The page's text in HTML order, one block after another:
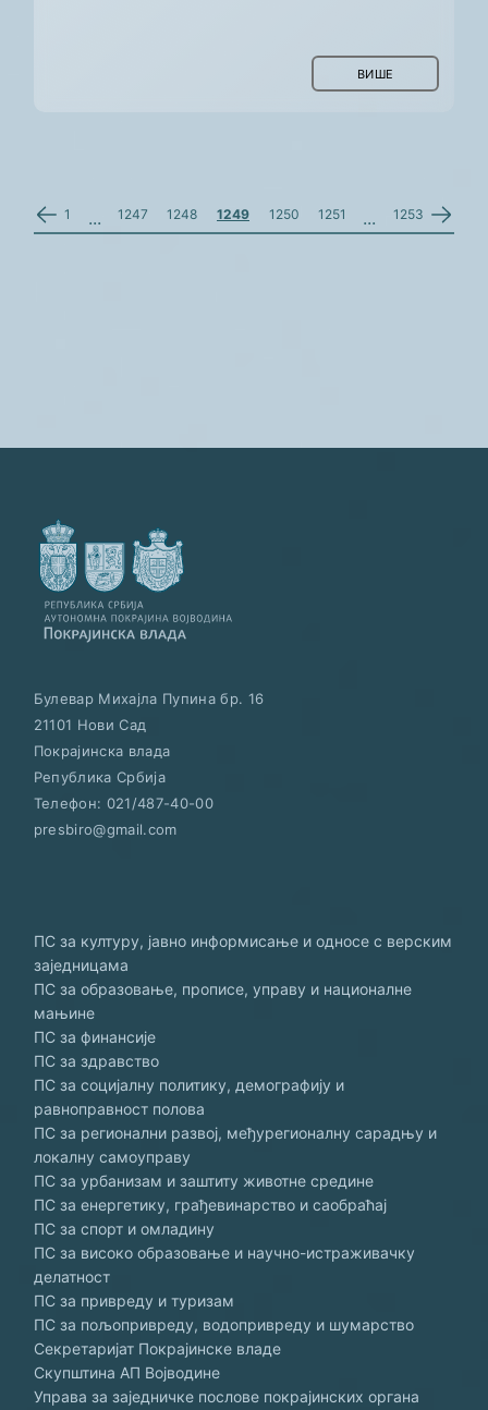
ВИШЕ
1 ... 1247 1248 1249 1250 1251 ... 1253
ПС за културу, јавно информисање и односе с верским
заједницама
ПС за образовање, прописе, управу и националне
мањине
ПС за финансије
ПС за здравство
ПС за социјалну политику, демографију и
равноправност полова
ПС за регионални развој, међурегионалну сарадњу и
локалну самоуправу
ПС за урбанизам и заштиту животне средине
ПС за енергетику, грађевинарство и саобраћај
ПС за спорт и омладину
ПС за високо образовање и научно-истраживачку
делатност
ПС за привреду и туризам
ПС за пољопривреду, водопривреду и шумарство
Секретаријат Покрајинске владе
Скупштина АП Војводине
Управа за заједничке послове покрајинских органа
Булевар Михајла Пупина бр. 16
21101 Нови Сад
Покрајинска влада
Република Србија
Телефон: 021/487-40-00
presbiro@gmail.com